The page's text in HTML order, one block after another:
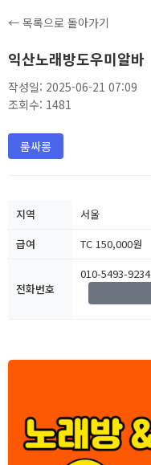
← 목록으로 돌아가기
익산노래방도우미알바
작성일: 2025-06-21 07:09
조회수: 1481
룸싸롱
지역
서울
급여
TC 150,000원
전화번호
010-5493-9234